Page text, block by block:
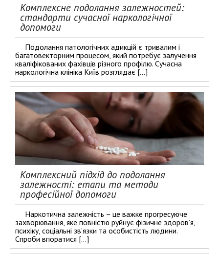
Комплексне подолання залежностей:
стандарти сучасної наркологічної
допомоги
Подолання патологічних адикцій є тривалим і
багатовекторним процесом, який потребує залучення
кваліфікованих фахівців різного профілю. Сучасна
наркологічна клініка Київ розглядає […]
Комплексний підхід до подолання
залежності: етапи та методи
професійної допомоги
Наркотична залежність – це важке прогресуюче
захворювання, яке повністю руйнує фізичне здоров’я,
психіку, соціальні зв’язки та особистість людини.
Спроби впоратися […]